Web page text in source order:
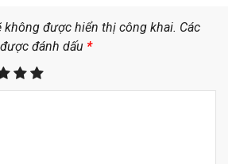
không được hiển thị công khai. Các
đánh dấu *